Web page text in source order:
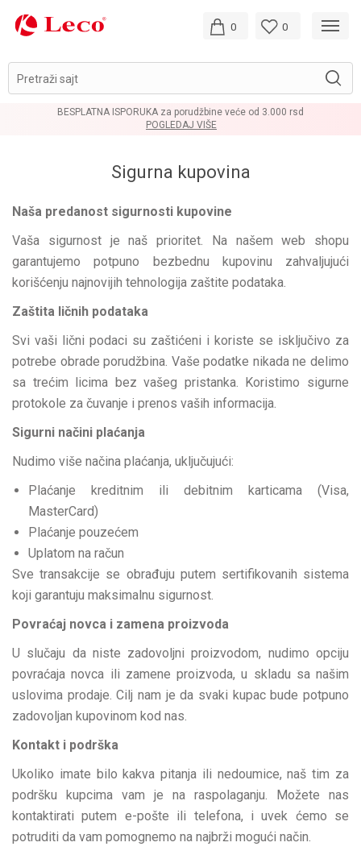
Pretraži sajt
0 0
BESPLATNA ISPORUKA za porudžbine veće od 3.000 rsd
POGLEDAJ VIŠE
Sigurna kupovina
Naša predanost sigurnosti kupovine
Vaša sigurnost je naš prioritet. Na našem web shopu
garantujemo potpuno bezbednu kupovinu zahvaljujući
korišćenju najnovijih tehnologija zaštite podataka.
Zaštita ličnih podataka
Svi vaši lični podaci su zaštićeni i koriste se isključivo za
potrebe obrade porudžbina. Vaše podatke nikada ne delimo
sa trećim licima bez vašeg pristanka. Koristimo sigurne
protokole za čuvanje i prenos vaših informacija.
Sigurni načini plaćanja
Nudimo više načina plaćanja, uključujući:
Plaćanje kreditnim ili debitnim karticama (Visa,
MasterCard)
Plaćanje pouzećem
Uplatom na račun
Sve transakcije se obrađuju putem sertifikovanih sistema
koji garantuju maksimalnu sigurnost.
Povraćaj novca i zamena proizvoda
U slučaju da niste zadovoljni proizvodom, nudimo opciju
povraćaja novca ili zamene proizvoda, u skladu sa našim
uslovima prodaje. Cilj nam je da svaki kupac bude potpuno
zadovoljan kupovinom kod nas.
Kontakt i podrška
Ukoliko imate bilo kakva pitanja ili nedoumice, naš tim za
podršku kupcima vam je na raspolaganju. Možete nas
kontaktirati putem e-pošte ili telefona, i uvek ćemo se
potruditi da vam pomognemo na najbrži mogući način.